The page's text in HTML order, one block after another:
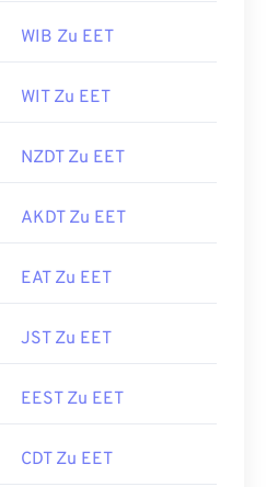
WIB Zu EET
WIT Zu EET
NZDT Zu EET
AKDT Zu EET
EAT Zu EET
JST Zu EET
EEST Zu EET
CDT Zu EET